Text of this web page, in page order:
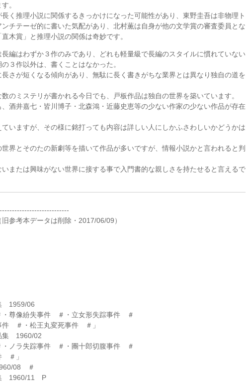
。
く推理小説に関係するきっかけになった可能性があり、東野圭吾は非物理ト
ンチテーゼ的に書いた気配があり、北村薫は自身が他の文学賞の審査委員とな
木賞」と推理小説の関係は奇妙です。
編はわずか３作のみであり、どれも軽量級で長編のスタイルに慣れていない
３作以外は、書くことはなかった。
長さが短くなる傾向があり、無駄に長く書きがちな業界とは異なり独自の道を
のミステリが書かれる今日でも、戸板作品は独自の世界を築いています。
酒井嘉七・皆川博子・北森鴻・近藤史恵等の少ない作家の少ない作品が存在
いますが、その様に銘打っても内容は詳しい人にしかふさわしいかどうかは
界とそのたの新劇等を描いて作品が多いですが、情報小説かと言われると判
または興味がない世界に接する事で入門書的な親しさを持たせると言えるで
参考本データは削除・2017/06/09）
1959/06
尊像紛失事件 ＃・立女形失踪事件 ＃
＃・松王丸変死事件 ＃」
集 1960/02
ノラ失踪事件 ＃・團十郎切腹事件 ＃
＃」
08 ＃
1960/11 P